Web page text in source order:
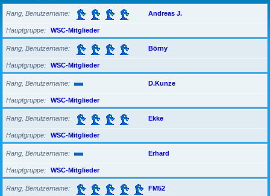
Rang, Benutzername Andreas J.
Hauptgruppe WSC-Mitglieder
Rang, Benutzername Börny
Hauptgruppe WSC-Mitglieder
Rang, Benutzername D.Kunze
Hauptgruppe WSC-Mitglieder
Rang, Benutzername Ekke
Hauptgruppe WSC-Mitglieder
Rang, Benutzername Erhard
Hauptgruppe WSC-Mitglieder
Rang, Benutzername FM52